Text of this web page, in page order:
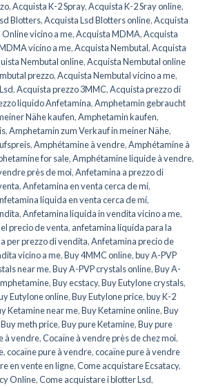
,Acquista K-2 Spray,Acquista K-2 Sray online,
Blotters,Acquista Lsd Blotters online,Acquista
vicino a me,Acquista MDMA,Acquista
vicino a me,Acquista Nembutal,Acquista
Nembutal online,Acquista Nembutal online
prezzo,Acquista Nembutal vicino a me,
,Acquista prezzo 3MMC,Acquista prezzo di
liquido Anfetamina,Amphetamin gebraucht
Nähe kaufen,Amphetamin kaufen,
,Amphetamin zum Verkauf in meiner Nähe,
,Amphétamine à vendre,Amphétamine à
for sale,Amphétamine liquide à vendre,
près de moi,Anfetamina a prezzo di
,Anfetamina en venta cerca de mí,
líquida en venta cerca de mí,
,Anfetamina liquida in vendita vicino a me,
precio de venta, anfetamina líquida para la
per prezzo di vendita,Anfetamina precio de
vicino a me,Buy 4MMC online,buy A-PVP
near me,Buy A-PVP crystals online,Buy A-
,Buy ecstacy,Buy Eutylone crystals,
Eutylone online,Buy Eutylone price,buy K-2
Ketamine near me,Buy Ketamine online,Buy
Buy meth price,Buy pure Ketamine,Buy pure
à vendre,Cocaïne à vendre près de chez moi,
,cocaïne pure à vendre,cocaïne pure à vendre
en vente en ligne,Come acquistare Ecsatacy,
Online,Come acquistare i blotter Lsd,